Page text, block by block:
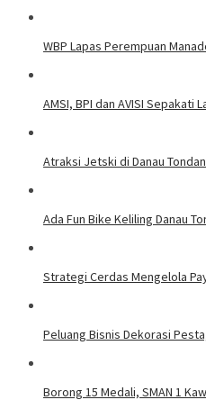
WBP Lapas Perempuan
AMSI, BPI dan AVISI Sepakati
Atraksi Jetski di Danau
Ada Fun Bike Keliling Danau
Strategi Cerdas Mengelola
Peluang Bisnis Dekorasi
Borong 15 Medali, SMAN 1